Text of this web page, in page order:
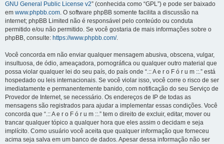
GNU General Public License v2” (conhecida como “GPL”) e pode ser baixado
em www.phpbb.com. O software phpBB somente facilita a discussão na
internet; phpBB Limited não é responsável pelo conteúdo ou conduta
permitido e/ou não permitido. Se você gostaria de mais informações sobre o
phpBB, consulte: https://www.phpbb.com/.
Você concorda em não enviar qualquer mensagem abusiva, obscena, vulgar,
insultuosa, de ódio, ameaçadora, pornográfica ou qualquer outro material que
possa violar qualquer lei do seu país, do país onde “.:: A e r o F ó r u m ::.” está
hospedado ou leis internacionais. Se você violar isso, você corre o risco de ser
imediatamente e permanentemente banido, com notificação do seu Serviço de
Provedor de Internet, se necessário. Os endereços de IP de todas as
mensagens são registrados para ajudar a implementar essas condições. Você
concorda que “.:: A e r o F ó r u m ::.” tem o direito de excluir, editar, mover ou
trancar qualquer tópico a qualquer hora que eles assim o decidam e seja
implícito. Como usuário você aceita que qualquer informação que forneceu
acima seja salva em um banco de dados. Apesar dessa informação não ser